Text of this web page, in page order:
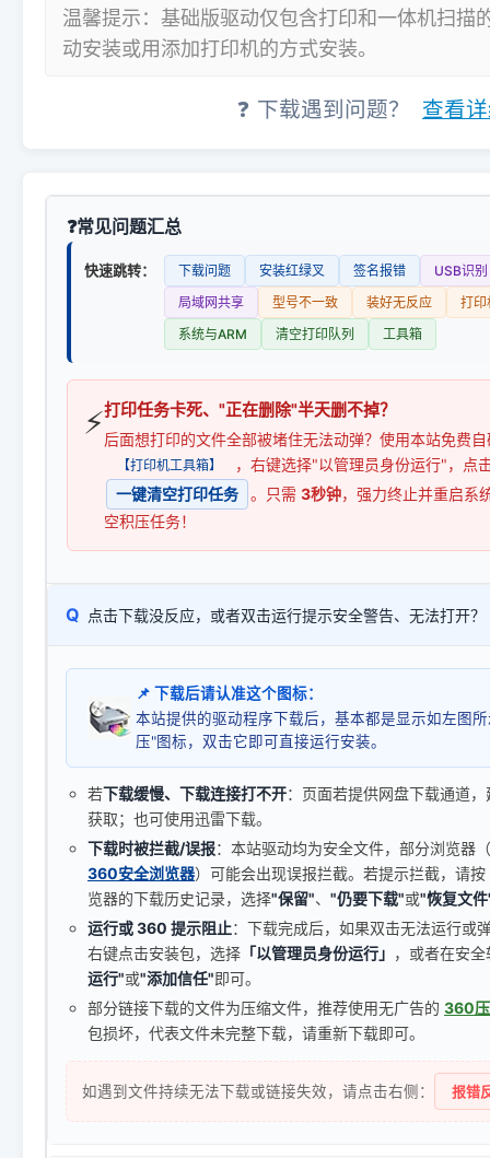
温馨提示：基础版驱动仅包含打印和一体机扫描
动安装或用添加打印机的方式安装。
❓ 下载遇到问题？ 查看
常见问题汇总
快速跳转： 下载问题 安装红绿叉 签名报错
USB识别
局域网共享
型号不一致 装好无反应
打印
系统与ARM
清空打印队列 工具箱
⚡打印任务卡死、"正在删除"半天删不掉？
后面想打印的文件全部被堵住无法动弹？使用本站免费
【打印机工具箱】
，右键选择"以管理员身份运行"，点
一键清空打印任务
。只需 3秒钟，强力终止并重启系
空积压任务！
Q 点击下载没反应，或者双击运行提示安全警告、无法打开？
📌 下载后请认准这个图标：
本站提供的驱动程序下载后，基本都是显示如左图
压"图标，双击它即可直接运行安装。
若下载缓慢、下载连接打不开：页面若提供网盘下载通道
获取；也可使用迅雷下载。
下载时被拦截/误报：本站驱动均为安全文件，部分浏览器
360安全浏览器）可能会出现误报拦截。若提示拦截，请按
览器的下载历史记录，选择"保留"、 "仍要下载"或"恢复文
运行或 360 提示阻止：下载完成后，如果双击无法运行或
右键点击安装包，选择 「以管理员身份运行」 ，或者在安
运行"或"添加信任"即可。
部分链接下载的文件为压缩文件，推荐使用无广告的 360
包损坏，代表文件未完整下载，请重新下载即可。
如遇到文件持续无法下载或链接失效，请点击右侧： 报错